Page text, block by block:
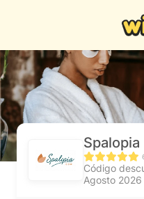
Spalopia
Código
Agosto 2026